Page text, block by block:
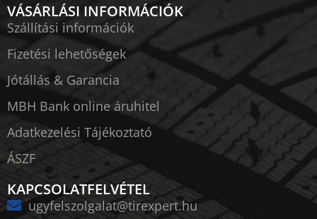
VÁSÁRLÁSI INFORMÁCIÓK
Szállítási információk
Fizetési lehetőségek
Jótállás & Garancia
MBH Bank online áruhitel
Adatkezelési Tájékoztató
ÁSZF
KAPCSOLATFELVÉTEL
ugyfelszolgalat@tirexpert.hu